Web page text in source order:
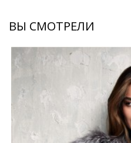
серого, что придает
благородное сияние.
сантиметров делает
динамичной, позволяя ей
дополнением как к
стильным повседневным
Высокое мастерство
ВЫ СМОТРЕЛИ